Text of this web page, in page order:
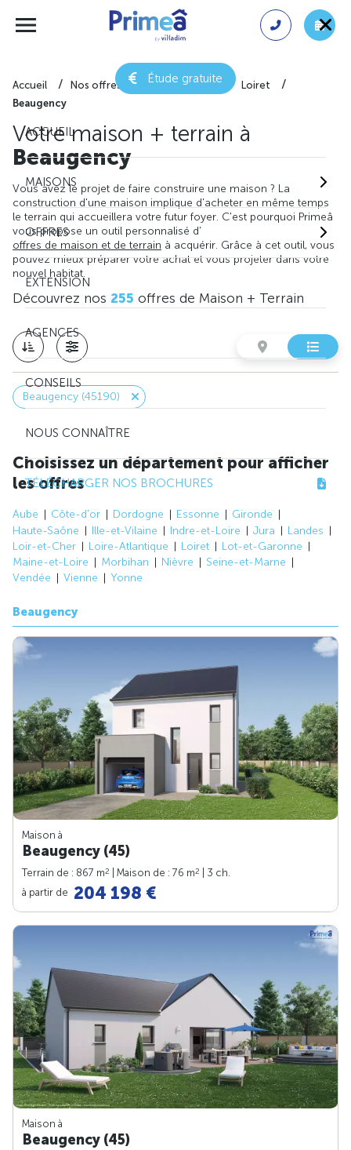
Étude gratuite
ACCUEIL
MAISONS
OFFRES
EXTENSION
AGENCES
CONSEILS
NOUS CONNAÎTRE
TÉLÉCHARGER NOS BROCHURES
Accueil Nos offres de maison + terrain
Loiret
Beaugency
Votre maison + terrain à
Beaugency
Vous avez le projet de faire construire une maison ? La
construction d'une maison implique d'acheter en même temps
le terrain qui accueillera votre futur foyer. C'est pourquoi Primeâ
vous propose un outil personnalisé d'
offres de maison et de terrain à acquérir. Grâce à cet outil, vous
pouvez mieux préparer votre achat et vous projeter dans votre
nouvel habitat.
Découvrez nos 255 offres de Maison + Terrain
Beaugency (45190)
Choisissez un département pour afficher
les offres
Aube Côte-d'or Dordogne Essonne
Gironde
Haute-Saône
Ille-et-Vilaine Indre-et-Loire Jura
Landes
Loir-et-Cher
Loire-Atlantique Loiret
Lot-et-Garonne
Maine-et-Loire
Morbihan Nièvre
Seine-et-Marne
Vendée
Vienne Yonne
Beaugency
Maison à
Beaugency (45)
Terrain de : 867 m2 | Maison de : 76 m2
| 3 ch.
à partir de 204 198 €
Maison à
Beaugency (45)